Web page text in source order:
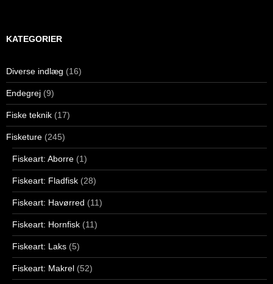
KATEGORIER
Diverse indlæg (16)
Endegrej (9)
Fiske teknik (17)
Fisketure (245)
Fiskeart: Aborre (1)
Fiskeart: Fladfisk (28)
Fiskeart: Havørred (11)
Fiskeart: Hornfisk (11)
Fiskeart: Laks (5)
Fiskeart: Makrel (52)